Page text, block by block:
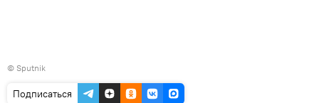
© Sputnik
Подписаться